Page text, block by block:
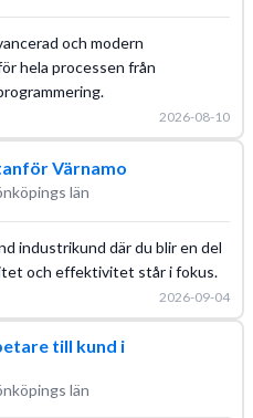
och modern
hela processen från
2026-08-10
Värnamo
län
industrikund där du blir en del
och effektivitet står i fokus.
2026-09-04
till kund i
län